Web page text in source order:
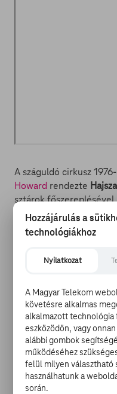
A száguldó cirkusz
Howard rendezte
sztárok
ésChris Hemsworth. A
eseményekben
Hunt ellentétes
visszahúzódó,
– mint tűz és víz
legendás korszak nem
Moziklubbal!
Hozzájárulás a
technológiákhoz
Nyilatkozat
A Magyar Telekom
követésre alkalmas
alkalmazott technológia
eszközödön, vagy
alábbi gombok
működéséhez
felül milyen választható
használhatunk a
során.